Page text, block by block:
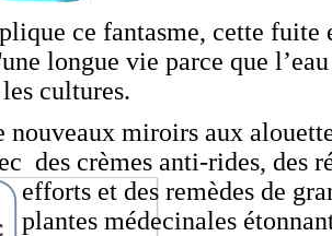
nouveaux miroirs aux
des crèmes anti-rides, des
ce fantasme, cette
longue vie parce que
cultures.
efforts et des remèdes de
plantes médecinales